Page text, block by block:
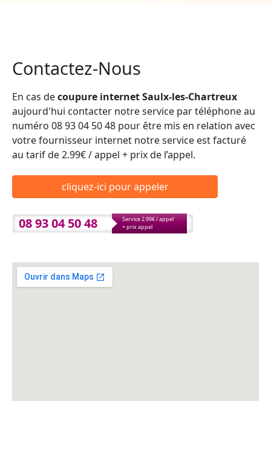
Contactez-Nous
En cas decoupure internet Saulx-les-Chartreux
aujourd'hui contacter notre service par téléphone au
numéro 08 93 04 50 48 pour être mis en relation avec
votre fournisseur internet notre service est facturé
au tarif de 2.99€ / appel + prix de l’appel.
cliquez-ici pour appeler
08 93 04 50 48
Service 2.99€ / appel
+ prix appel